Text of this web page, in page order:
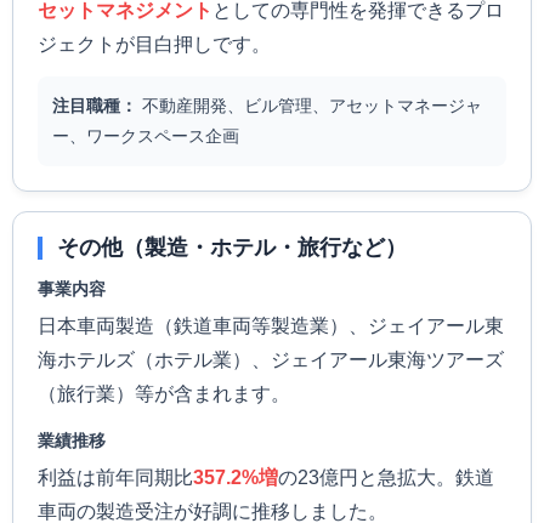
セットマネジメント としての専門性を発揮できるプロ
ジェクトが目白押しです。
注目職種： 不動産開発、ビル管理、アセットマネージャ
ー、ワークスペース企画
その他（製造・ホテル・旅行など）
事業内容
日本車両製造（鉄道車両等製造業）、ジェイアール東
海ホテルズ（ホテル業）、ジェイアール東海ツアーズ
（旅行業）等が含まれます。
業績推移
利益は前年同期比357.2%増の23億円と急拡大。鉄道
車両の製造受注が好調に推移しました。